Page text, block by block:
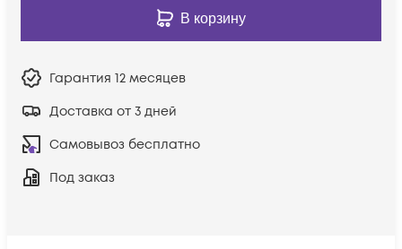
В корзину
Гарантия 12 месяцев
Доставка от 3 дней
Самовывоз бесплатно
Под заказ